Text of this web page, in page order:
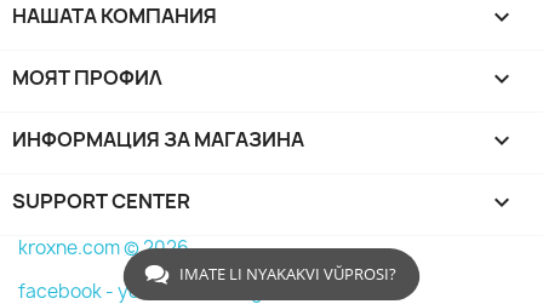
НАШАТА КОМПАНИЯ 
МОЯТ ПРОФИЛ 
ИНФОРМАЦИЯ ЗА МАГАЗИНА keyboard_arrow_down
SUPPORT CENTER 
kroxne.com © 2026
facebook -youtube -
IMATE LI NYAKAKVI VŬPROSI?